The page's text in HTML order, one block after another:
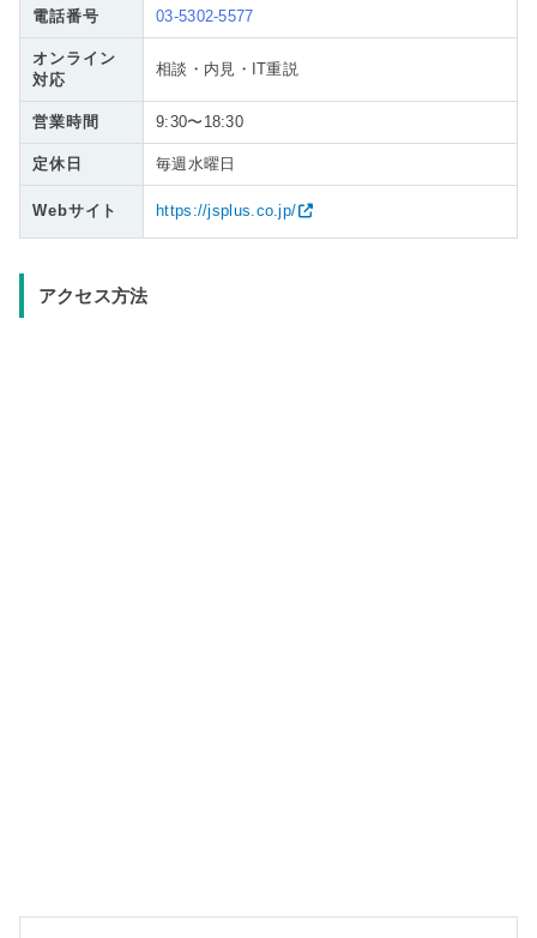
電話番号 03-5302-5577
オンライン
対応
相談・内見・IT重説
営業時間 9:30〜18:30
定休日 毎週水曜日
Webサイト https://jsplus.co.jp/
アクセス方法